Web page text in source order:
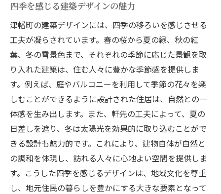
四季を感じる建築デザインの魅力
津幡町の建築デザインには、四季の移ろいを感じさせる
工夫が凝らされています。春の桜から夏の緑、秋の紅
葉、冬の雪景色まで、それぞれの季節に応じた景観を取
り入れた建築は、住む人々に豊かな季節感を提供しま
す。例えば、庭やバルコニーを利用して季節の花々を楽
しむことができるように設計された住居は、自然との一
体感を生み出します。また、軒先の工夫によって、夏の
日差しを遮り、冬は太陽光を効果的に取り込むことがで
きる設計も魅力的です。これにより、建物自体が自然と
の調和を体現し、訪れる人々に心地よい空間を提供しま
す。こうした四季を感じるデザインは、地域文化を尊重
し、地元住民の暮らしを豊かにする大きな要素となって